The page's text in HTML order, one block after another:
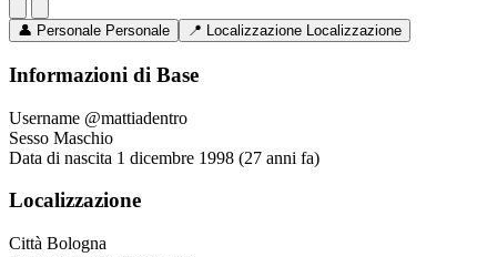
👤 Personale Personale 📍 Localizzazione Localizzazione
Informazioni di Base
Username @mattiadentro
Sesso Maschio
Data di nascita 1 dicembre 1998 (27 anni fa)
Localizzazione
Città Bologna